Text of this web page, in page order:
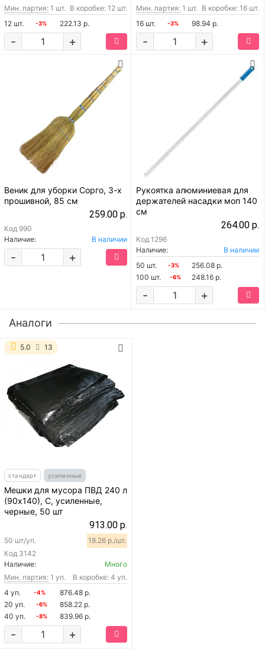
Мин. партия: 1 шт. В коробке: 12 шт.
12 шт.
-3% 222.13 р.
+
-
Мин. партия: 1 шт. В коробке: 16 шт.
16 шт.
-3% 98.94 р.
+
-
Веник для уборки Сорго, 3-х
прошивной, 85 см
259.00 р.
Код 990
Наличие:
В наличии
+
-
Рукоятка алюминиевая для
держателей насадки моп 140
см
264.00 р.
Код 1296
Наличие:
В наличии
50 шт.
-3%
256.08 р.
100 шт.
-6% 248.16 р.
+
-
Аналоги
5.0 13
стандарт усиленные
Мешки для мусора ПВД 240 л
(90х140), C, усиленные,
черные, 50 шт
913.00 р.
Код 3142
50 шт/уп. 18.26 р./шт.
Наличие:
Много
Мин. партия: 1 уп.
В коробке: 4 уп.
4 уп.
-4%
876.48 р.
20 уп.
-6%
858.22 р.
40 уп.
-8% 839.96 р.
+
-